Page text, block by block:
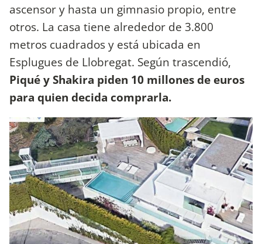
ascensor y hasta un gimnasio propio, entre
otros. La casa tiene alrededor de 3.800
metros cuadrados y está ubicada en
Esplugues de Llobregat. Según trascendió,
Piqué y Shakira piden 10 millones de euros
para quien decida comprarla.